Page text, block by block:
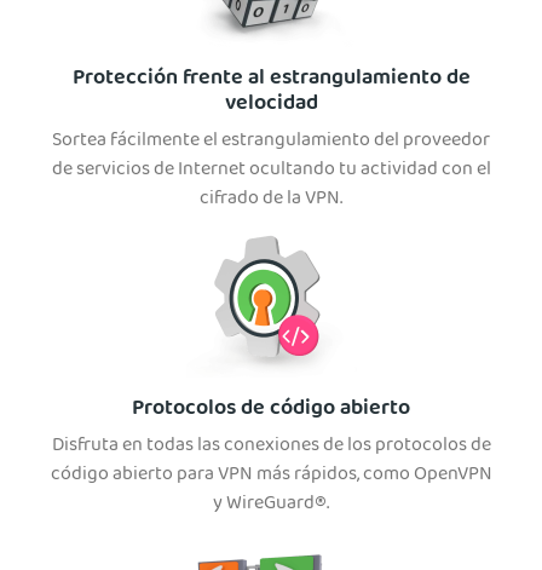
Protección frente al estrangulamiento de
velocidad
Sortea fácilmente el estrangulamiento del proveedor
de servicios de Internet ocultando tu actividad con el
cifrado de la VPN.
Protocolos de código abierto
Disfruta en todas las conexiones de los protocolos de
código abierto para VPN más rápidos, como OpenVPN
y WireGuard®.